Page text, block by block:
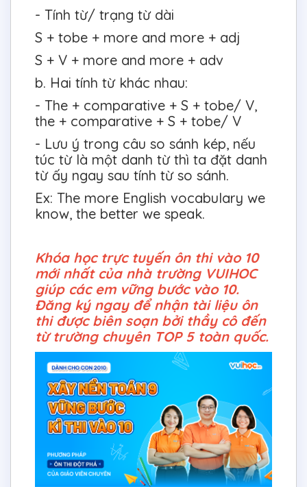
- Tính từ/ trạng từ dài
S + tobe + more and more + adj
S + V + more and more + adv
b. Hai tính từ khác nhau:
- The + comparative + S + tobe/ V,
the + comparative + S + tobe/ V
- Lưu ý trong câu so sánh kép, nếu
túc từ là một danh từ thì ta đặt danh
từ ấy ngay sau tính từ so sánh.
Ex: The more English vocabulary we
know, the better we speak.
Khóa học trực tuyến ôn thi vào 10
mới nhất của nhà trường VUIHOC
giúp các em vững bước vào 10.
Đăng ký ngay để nhận tài liệu ôn
thi được biên soạn bởi thầy cô đến
từ trường chuyên TOP 5 toàn quốc.